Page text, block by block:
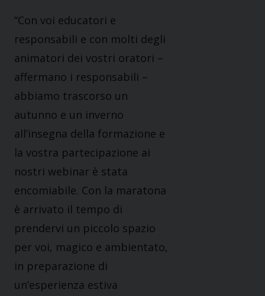
“Con voi educatori e
responsabili e con molti degli
animatori dei vostri oratori –
affermano i responsabili –
abbiamo trascorso un
autunno e un inverno
all’insegna della formazione e
la vostra partecipazione ai
nostri webinar è stata
encomiabile. Con la maratona
è arrivato il tempo di
prendervi un piccolo spazio
per voi, magico e ambientato,
in preparazione di
un’esperienza estiva